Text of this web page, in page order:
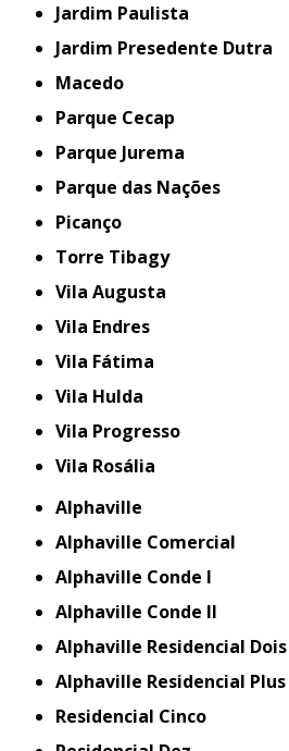
Jardim Paulista
Jardim Presedente Dutra
Macedo
Parque Cecap
Parque Jurema
Parque das Nações
Picanço
Torre Tibagy
Vila Augusta
Vila Endres
Vila Fátima
Vila Hulda
Vila Progresso
Vila Rosália
Alphaville
Alphaville Comercial
Alphaville Conde I
Alphaville Conde II
Alphaville Residencial Dois
Alphaville Residencial Plus
Residencial Cinco